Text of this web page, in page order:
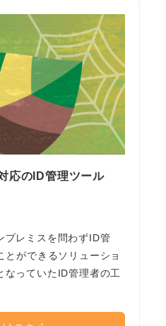
応のID管理ツール
プレミスを問わずID管
ができるソリューショ
なっていたID管理者の工